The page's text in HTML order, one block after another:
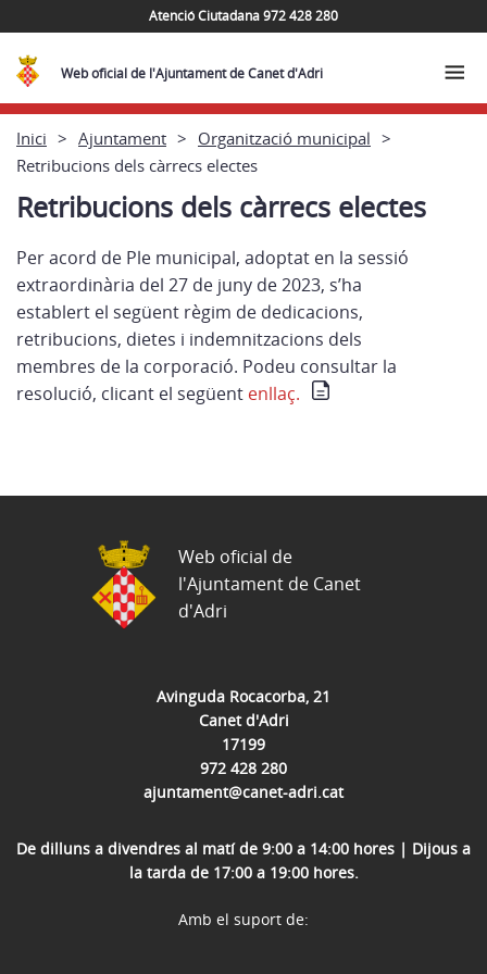
Atenció Ciutadana 972 428 280
Web oficial de l'Ajuntament de Canet d'Adri
Inici Ajuntament
Organització municipal
Retribucions dels càrrecs electes
Retribucions dels càrrecs electes
Per acord de Ple municipal, adoptat en la sessió
extraordinària del 27 de juny de 2023, s’ha
establert el següent règim de dedicacions,
retribucions, dietes i indemnitzacions dels
membres de la corporació. Podeu consultar la
resolució, clicant el següent enllaç.
Avinguda Rocacorba, 21
Canet d'Adri
17199
972 428 280
ajuntament@canet-adri.cat
De dilluns a divendres al matí de 9:00 a 14:00 hores | Dijous a
la tarda de 17:00 a 19:00 hores.
Web oficial de
l'Ajuntament de Canet
d'Adri
Amb el suport de: